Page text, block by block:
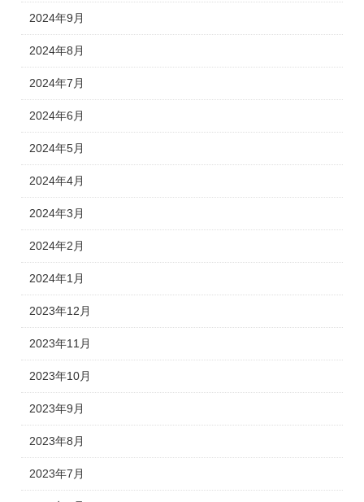
2024年9月
2024年8月
2024年7月
2024年6月
2024年5月
2024年4月
2024年3月
2024年2月
2024年1月
2023年12月
2023年11月
2023年10月
2023年9月
2023年8月
2023年7月